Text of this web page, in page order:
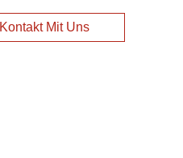
Kontakt Mit Uns